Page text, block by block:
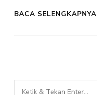
BACA SELENGKAPNYA
Mencari